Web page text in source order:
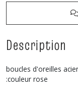
Description
boucles d'oreilles
:couleur rose